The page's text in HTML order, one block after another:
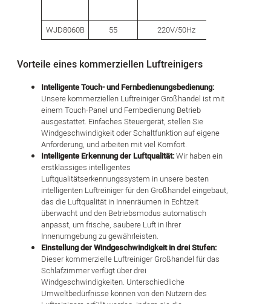
WJD8060B 55 220V/50Hz
Vorteile eines kommerziellen Luftreinigers
Intelligente Touch- und Fernbedienungsbedienung:
Unsere kommerziellen Luftreiniger Großhandel ist mit
einem Touch-Panel und Fernbedienung Betrieb
ausgestattet. Einfaches Steuergerät, stellen Sie
Windgeschwindigkeit oder Schaltfunktion auf eigene
Anforderung, und arbeiten mit viel Komfort.
Intelligente Erkennung der Luftqualität:Wir haben ein
erstklassiges intelligentes
Luftqualitätserkennungssystem in unsere besten
intelligenten Luftreiniger für den Großhandel eingebaut,
das die Luftqualität in Innenräumen in Echtzeit
überwacht und den Betriebsmodus automatisch
anpasst, um frische, saubere Luft in Ihrer
Innenumgebung zu gewährleisten.
Einstellung der Windgeschwindigkeit in drei Stufen:
Dieser kommerzielle Luftreiniger Großhandel für das
Schlafzimmer verfügt über drei
Windgeschwindigkeiten. Unterschiedliche
Umweltbedürfnisse können von den Nutzern des